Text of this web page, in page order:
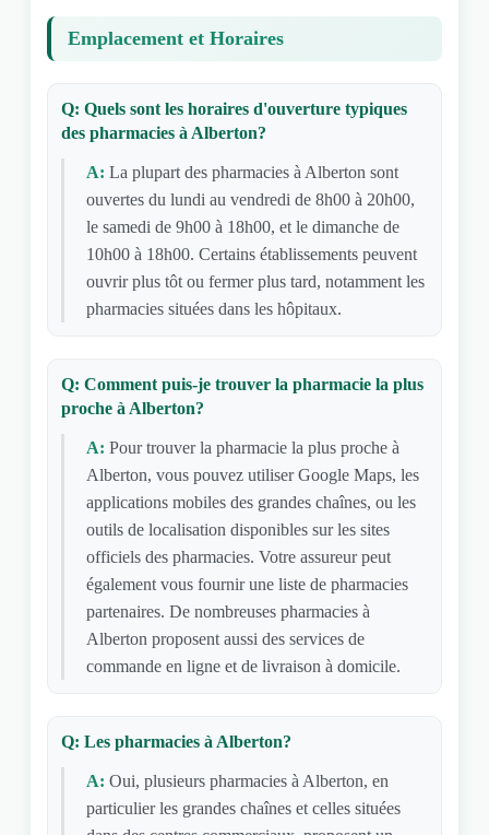
Emplacement et Horaires
Q: Quels sont les horaires d'ouverture typiques
des pharmacies à Alberton?
A: La plupart des pharmacies à Alberton sont
ouvertes du lundi au vendredi de 8h00 à 20h00,
le samedi de 9h00 à 18h00, et le dimanche de
10h00 à 18h00. Certains établissements peuvent
ouvrir plus tôt ou fermer plus tard, notamment les
pharmacies situées dans les hôpitaux.
Q: Comment puis-je trouver la pharmacie la plus
proche à Alberton?
A: Pour trouver la pharmacie la plus proche à
Alberton, vous pouvez utiliser Google Maps, les
applications mobiles des grandes chaînes, ou les
outils de localisation disponibles sur les sites
officiels des pharmacies. Votre assureur peut
également vous fournir une liste de pharmacies
partenaires. De nombreuses pharmacies à
Alberton proposent aussi des services de
commande en ligne et de livraison à domicile.
Q: Les pharmacies à Alberton?
A: Oui, plusieurs pharmacies à Alberton, en
particulier les grandes chaînes et celles situées